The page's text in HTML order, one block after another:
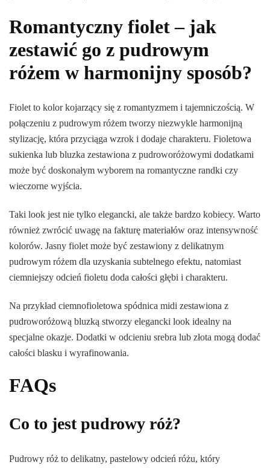
Romantyczny fiolet – jak
zestawić go z pudrowym
różem w harmonijny sposób?
Fiolet to kolor kojarzący się z romantyzmem i tajemniczością. W
połączeniu z pudrowym różem tworzy niezwykle harmonijną
stylizację, która przyciąga wzrok i dodaje charakteru. Fioletowa
sukienka lub bluzka zestawiona z pudroworóżowymi dodatkami
może być doskonałym wyborem na romantyczne randki czy
wieczorne wyjścia.
Taki look jest nie tylko elegancki, ale także bardzo kobiecy. Warto
również zwrócić uwagę na fakturę materiałów oraz intensywność
kolorów. Jasny fiolet może być zestawiony z delikatnym
pudrowym różem dla uzyskania subtelnego efektu, natomiast
ciemniejszy odcień fioletu doda całości głębi i charakteru.
Na przykład ciemnofioletowa spódnica midi zestawiona z
pudroworóżową bluzką stworzy elegancki look idealny na
specjalne okazje. Dodatki w odcieniu srebra lub złota mogą dodać
całości blasku i wyrafinowania.
FAQs
Co to jest pudrowy róż?
Pudrowy róż to delikatny, pastelowy odcień różu, który